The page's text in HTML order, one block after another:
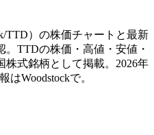
TTD）の株価チャートと最新
TTDの株価・高値・安値・
式銘柄として掲載。2026年
はWoodstockで。